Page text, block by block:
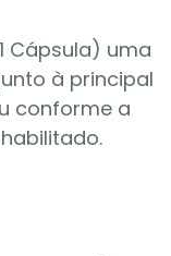
Cápsula) uma
à principal
conforme a